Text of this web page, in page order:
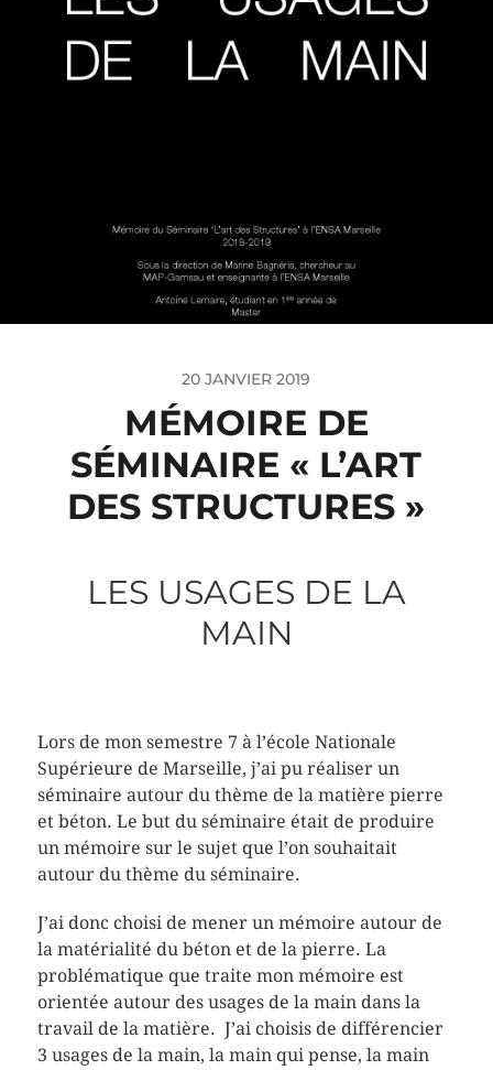
20 JANVIER 2019
MÉMOIRE DE
SÉMINAIRE « L’ART
DES STRUCTURES »
LES USAGES DE LA
MAIN
Lors de mon semestre 7 à l’école Nationale
Supérieure de Marseille, j’ai pu réaliser un
séminaire autour du thème de la matière pierre
et béton. Le but du séminaire était de produire
un mémoire sur le sujet que l’on souhaitait
autour du thème du séminaire.
J’ai donc choisi de mener un mémoire autour de
la matérialité du béton et de la pierre. La
problématique que traite mon mémoire est
orientée autour des usages de la main dans la
travail de la matière. J’ai choisis de différencier
3 usages de la main, la main qui pense, la main